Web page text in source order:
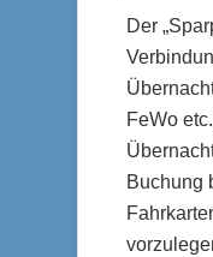
Der
FeWo
Buchung